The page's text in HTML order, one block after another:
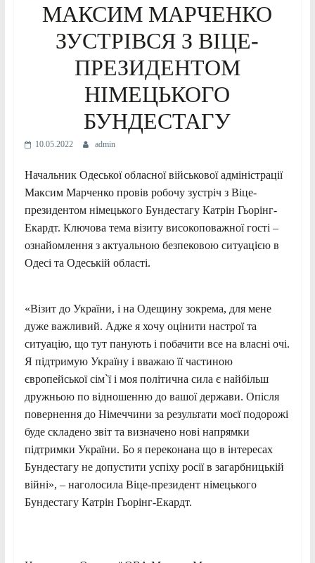
МАКСИМ МАРЧЕНКО
ЗУСТРІВСЯ З ВІЦЕ-
ПРЕЗИДЕНТОМ
НІМЕЦЬКОГО
БУНДЕСТАГУ
10.05.2022 admin
Начальник Одеської обласної військової адміністрації
Максим Марченко провів робочу зустріч з Віце-
президентом німецького Бундестагу Катрін Гьорінг-
Екардт. Ключова тема візиту високоповажної гості –
ознайомлення з актуальною безпековою ситуацією в
Одесі та Одеській області.
«Візит до України, і на Одещину зокрема, для мене
дуже важливий. Адже я хочу оцінити настрої та
ситуацію, що тут панують і побачити все на власні очі.
Я підтримую Україну і вважаю її частиною
європейської сім`ї і моя політична сила є найбільш
дружньою по відношенню до вашої держави. Опісля
повернення до Німеччини за результати моєї подорожі
буде складено звіт та визначено нові напрямки
підтримки України. Бо я переконана що в інтересах
Бундестагу не допустити успіху росії в загарбницькій
війні», – наголосила Віце-президент німецького
Бундестагу Катрін Гьорінг-Екардт.